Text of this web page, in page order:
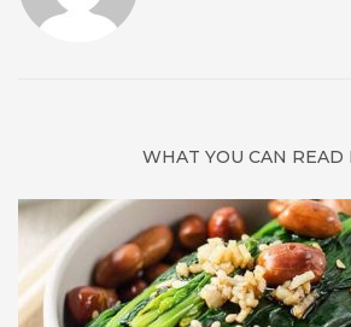
WHAT YOU CAN READ